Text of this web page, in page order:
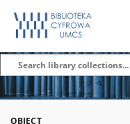
OBJECT